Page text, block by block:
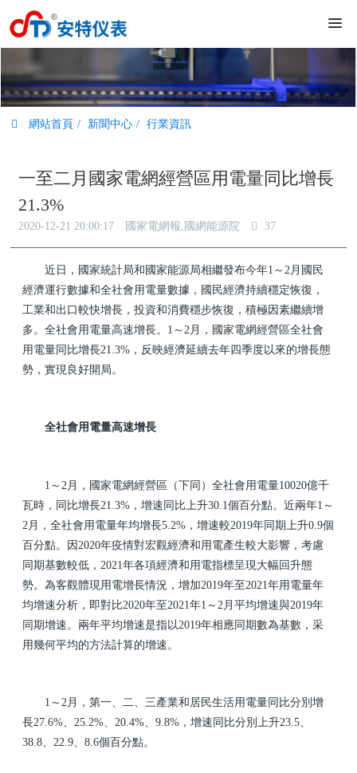
網站首頁 新聞中心 行業資訊
一至二月國家電網經營區用電量同比增長
21.3%
2020-12-21 20:00:17 國家電網報,國網能源院 37
近日，國家統計局和國家能源局相繼發布今年1～2月國民
經濟運行數據和全社會用電量數據，國民經濟持續穩定恢復，
工業和出口較快增長，投資和消費穩步恢復，積極因素繼續增
多。全社會用電量高速增長。1～2月，國家電網經營區全社會
用電量同比增長21.3%，反映經濟延續去年四季度以來的增長態
勢，實現良好開局。
全社會用電量高速增長
1～2月，國家電網經營區（下同）全社會用電量10020億千
瓦時，同比增長21.3%，增速同比上升30.1個百分點。近兩年1～
2月，全社會用電量年均增長5.2%，增速較2019年同期上升0.9個
百分點。因2020年疫情對宏觀經濟和用電產生較大影響，考慮
同期基數較低，2021年各項經濟和用電指標呈現大幅回升態
勢。為客觀體現用電增長情況，增加2019年至2021年用電量年
均增速分析，即對比2020年至2021年1～2月平均增速與2019年
同期增速。兩年平均增速是指以2019年相應同期數為基數，采
用幾何平均的方法計算的增速。
1～2月，第一、二、三產業和居民生活用電量同比分別增
長27.6%、25.2%、20.4%、9.8%，增速同比分別上升23.5、
38.8、22.9、8.6個百分點。